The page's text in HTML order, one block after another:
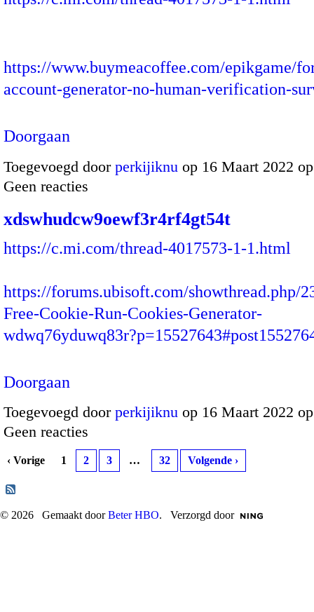
https://www.buymeacoffee.com/epikgame/
account-generator-no-human-verification-
Doorgaan
Toegevoegd door perkijiknu op 16 Maart 2022
Geen reacties
xdswhudcw9oewf3r4rf4gt54t
https://c.mi.com/thread-4017573-1-1.html
https://forums.ubisoft.com/showthread.php/
Free-Cookie-Run-Cookies-Generator-
Doorgaan
Toegevoegd door perkijiknu op 16 Maart 2022
Geen reacties
‹ Vorige 1 2 3 … 32 Volgende ›
© 2026 Gemaakt doorBeter HBO. Verzorgd door